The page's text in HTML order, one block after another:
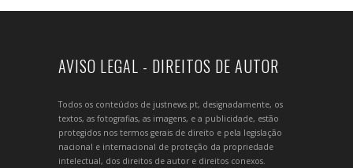
AVISO LEGAL - DIREITOS DE AUTOR
Todos os conteúdos de justnews.pt, designadamente, os
textos, as fotografias, as imagens, e a publicidade, estão
protegidos nos termos gerais de direito e pela legislação
nacional e internacional de proteção da propriedade
intelectual, dos direitos de autor e direitos conexos.